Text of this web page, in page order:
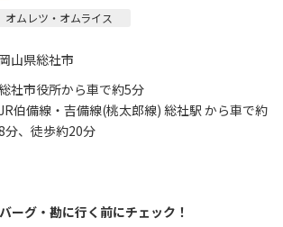
オムレツ・オムライス
岡山県総社市
社市役所から車で約5分
伯備線・吉備線(桃太郎線) 総社駅 から車で約
分、徒歩約20分
ーグ・勘に行く前にチェック！